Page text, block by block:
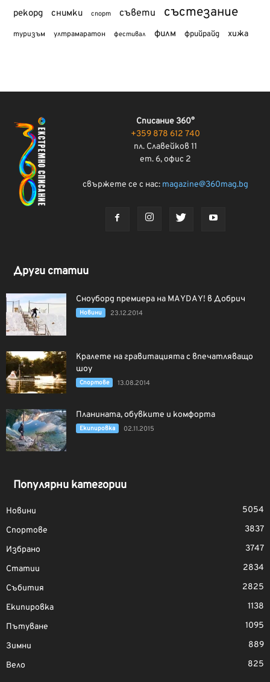
рекорд снимки спорт съвети състезание
туризъм ултрамаратон фестивал филм фрийрайд хижа
Списание 360°
+359 878 612 740
пл. Славейков 11
ет. 6, офис 2
свържете се с нас: magazine@360mag.bg
Други статии
Сноуборд премиера на MAYDAY! в Добрич
Новини 23.12.2014
Кралете на гравитацията с впечатляващо
шоу
Спортове 13.08.2014
Планината, обувките и комфорта
Екипировка 02.11.2015
Популярни категории
Новини
5054
Спортове
3837
Избрано
3747
Статии
2834
Събития
2825
Екипировка
1138
Пътуване
1095
Зимни
889
Вело
825